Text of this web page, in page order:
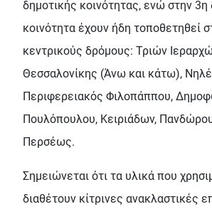
δημοτικής κοινότητας, ενώ στην 3η
κοινότητα έχουν ήδη τοποθετηθεί
κεντρικούς δρόμους: Τριών
Θεσσαλονίκης (Άνω και κάτω),
Περιφερειακός Φιλοπάππου,
Πουλόπουλου, Κειριάδων,
Περσέως.
Σημειώνεται ότι τα υλικά που
διαθέτουν κίτρινες ανακλαστικές